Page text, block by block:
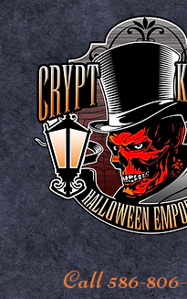
Call 586-806-